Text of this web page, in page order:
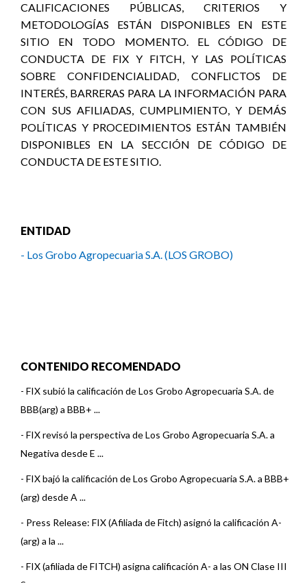
CALIFICACIONES PÚBLICAS, CRITERIOS Y
METODOLOGÍAS ESTÁN DISPONIBLES EN ESTE
SITIO EN TODO MOMENTO. EL CÓDIGO DE
CONDUCTA DE FIX Y FITCH, Y LAS POLÍTICAS
SOBRE CONFIDENCIALIDAD, CONFLICTOS DE
INTERÉS, BARRERAS PARA LA INFORMACIÓN PARA
CON SUS AFILIADAS, CUMPLIMIENTO, Y DEMÁS
POLÍTICAS Y PROCEDIMIENTOS ESTÁN TAMBIÉN
DISPONIBLES EN LA SECCIÓN DE CÓDIGO DE
CONDUCTA DE ESTE SITIO.
ENTIDAD
- Los Grobo Agropecuaria S.A. (LOS GROBO)
CONTENIDO RECOMENDADO
- FIX subió la calificación de Los Grobo Agropecuaria S.A. de
BBB(arg) a BBB+ ...
- FIX revisó la perspectiva de Los Grobo Agropecuaria S.A. a
Negativa desde E ...
- FIX bajó la calificación de Los Grobo Agropecuaria S.A. a BBB+
(arg) desde A ...
- Press Release: FIX (Afiliada de Fitch) asignó la calificación A-
(arg) a la ...
- FIX (afiliada de FITCH) asigna calificación A- a las ON Clase III